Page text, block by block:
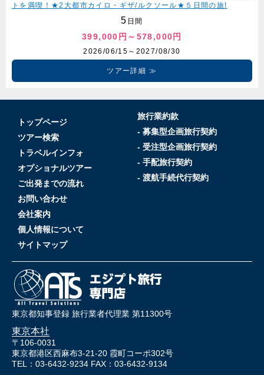
トを満喫！★2大都市カイロ・ギザ/ルクソール★５日間の旅!
5 日間
399,000円～578,000円
2026/06/15～2027/08/30
ツアー詳細
トップページ
ツアー検索
トラベルインフォ
オプショナルツアー
ご出発までの流れ
お問い合わせ
会社案内
個人情報について
サイトマップ
旅行業約款
- 募集型企画旅行契約
- 受注型企画旅行契約
- 手配旅行契約
- 渡航手続代行契約
東京都知事登録 旅行業者代理業 第11300号
東京本社
〒106-0031
東京都港区西麻布3-21-20 霞町コーポ302号
TEL：03-6432-9234 FAX：03-6432-9134